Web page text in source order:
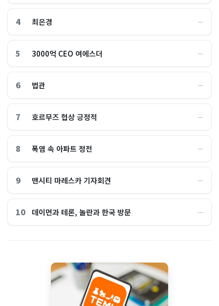
4 최은경 ―
5 3000억 CEO 여에스더 ―
6 법관 ―
7 호르무즈 협상 긍정적 ―
8 폭염 속 아파트 정전 ―
9 맨시티 마레스카 기자회견 ―
10 데이먼과 테론, 놀란과 한국 방문 ―